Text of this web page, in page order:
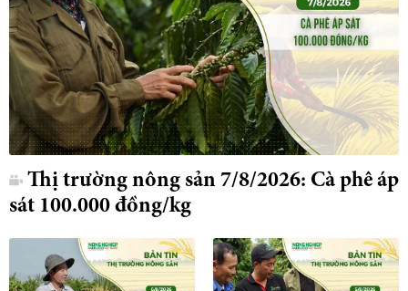
Thị trường nông sản 7/8/2026: Cà phê áp
sát 100.000 đồng/kg